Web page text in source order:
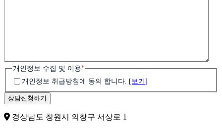
개인정보 수집 및 이용*
개인정보 취급방침에 동의 합니다. [보기]
경상남도 창원시 의창구 서상로 1